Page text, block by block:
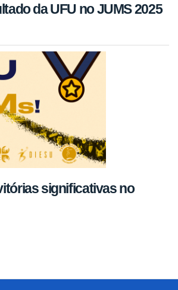
da UFU no JUMS 2025
significativas no